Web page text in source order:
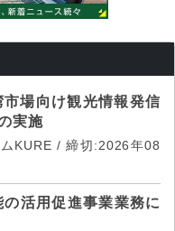
場向け観光情報発信
実施
KURE / 締切:2026年08
活用促進事業業務に